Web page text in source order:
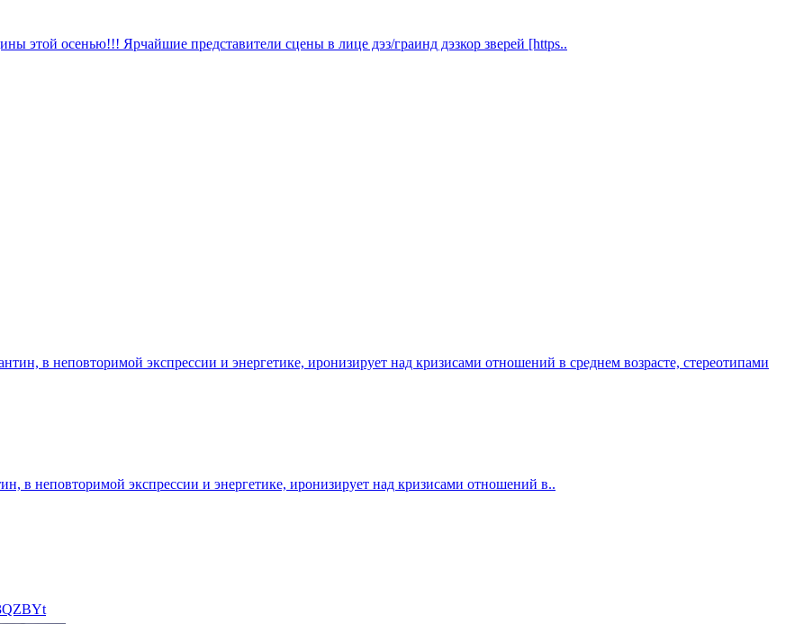
этой осенью!!! Ярчайшие представители сцены в лице дэз/граинд дэзкор зверей [https..
в неповторимой экспрессии и энергетике, иронизирует над кризисами отношений в среднем возрасте, стереотипами
в неповторимой экспрессии и энергетике, иронизирует над кризисами отношений в..